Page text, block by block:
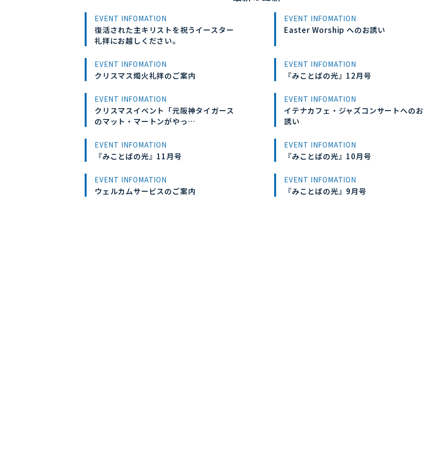
EVENT INFOMATION
復活された主キリストを祝うイースター
礼拝にお越しください。
EVENT INFOMATION
Easter Worship へのお誘い
EVENT INFOMATION
クリスマス燭火礼拝のご案内
EVENT INFOMATION
『みことばの光』12月号
EVENT INFOMATION
クリスマスイベント「元阪神タイガース
のマット・マートンがやっ…
EVENT INFOMATION
イテナカフェ・ジャズコンサートへのお
誘い
EVENT INFOMATION
『みことばの光』11月号
EVENT INFOMATION
『みことばの光』10月号
EVENT INFOMATION
ウェルカムサービスのご案内
EVENT INFOMATION
『みことばの光』9月号